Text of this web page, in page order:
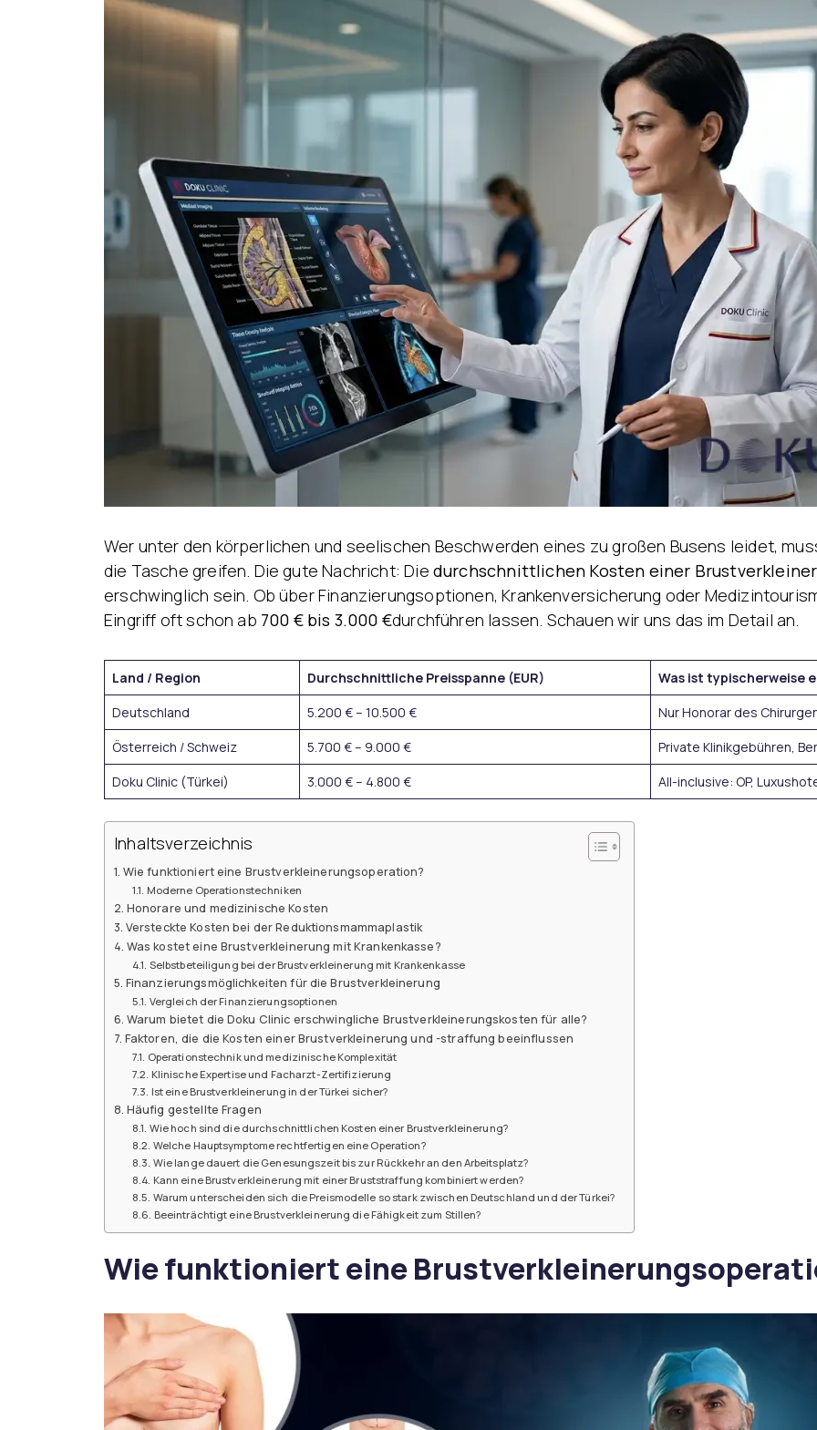
Zahnfüllungen
Gesichtsästhetik
Kosmetische
Ohrchirurgie
Bichektomie
Nasenkorrektur
Rhinoplastie
Ethnische Rhinoplastik
Typ Nasenkorrektur
Septorinoplastie
Revision Rhinoplastik
Mastopexie
Gynäkomastie-Chirurgie
Bewerbungen
ausfüllen
Lippenauffüllung
Lichtfüller für die
Augenpartie
Kieferfiller
Smart Filler
Anwendungen
Nicht-chirurgisches
Facelifting
Endolift
Scarlet X (Goldene
Nadel)
Faden-Facelift
Akne-Behandlung
Chemisches Peeling
Alloblast
Cosmelan &
Dermamelan
Autologe
Stammzelltherapie
OxyGeneo Medizinische
Hautpflege
Vitamin für die Hände
Regionale
Ausdünnung
Emtone
Emsculpt Neo
CoolSculpting
Behandlung von
Dehnungsstreifen
Lymphdrainage
Behandlung von
Ödemen
Wer unter den körperlichen und seelischen Beschwerden eines zu großen Busens leidet,
die Tasche greifen. Die gute Nachricht: Die durchschnittlichen Kosten einer
erschwinglich sein. Ob über Finanzierungsoptionen, Krankenversicherung oder
Eingriff oft schon ab 700 € bis 3.000 €durchführen lassen. Schauen wir uns das im Detail an.
Land / Region Durchschnittliche Preisspanne (EUR)
Was ist typischerweise
Deutschland
5.200 € – 10.500 €
Nur Honorar des
Österreich / Schweiz
5.700 € – 9.000 €
Private Klinikgebühren,
Doku Clinic (Türkei)
3.000 € – 4.800 € All-inclusive: OP,
Inhaltsverzeichnis
Wie funktioniert eine Brustverkleinerungsoperation?
Moderne Operationstechniken
Honorare und medizinische Kosten
Versteckte Kosten bei der Reduktionsmammaplastik
Was kostet eine Brustverkleinerung mit Krankenkasse?
Selbstbeteiligung bei der Brustverkleinerung mit Krankenkasse
Finanzierungsmöglichkeiten für die Brustverkleinerung
Vergleich der Finanzierungsoptionen
Warum bietet die Doku Clinic erschwingliche Brustverkleinerungskosten für alle?
Faktoren, die die Kosten einer Brustverkleinerung und -straffung beeinflussen
Operationstechnik und medizinische Komplexität
Klinische Expertise und Facharzt-Zertifizierung
Ist eine Brustverkleinerung in der Türkei sicher?
Häufig gestellte Fragen
Wie hoch sind die durchschnittlichen Kosten einer Brustverkleinerung?
Welche Hauptsymptome rechtfertigen eine Operation?
Wie lange dauert die Genesungszeit bis zur Rückkehr an den Arbeitsplatz?
Kann eine Brustverkleinerung mit einer Bruststraffung kombiniert werden?
Warum unterscheiden sich die Preismodelle so stark zwischen Deutschland und der Türkei?
Beeinträchtigt eine Brustverkleinerung die Fähigkeit zum Stillen?
Wie funktioniert eine